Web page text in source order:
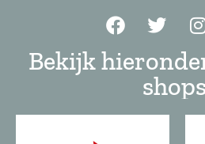
Bekijk